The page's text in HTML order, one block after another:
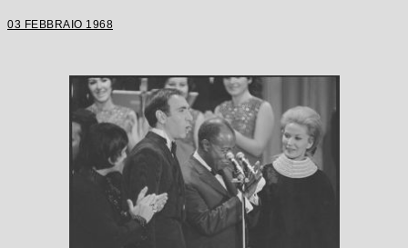
03 FEBBRAIO 1968